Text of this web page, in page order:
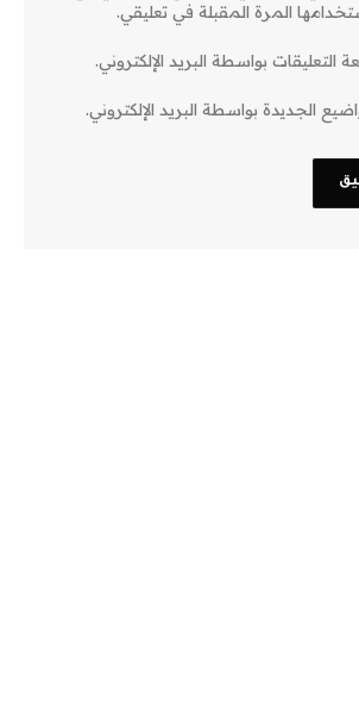
المرة المقبلة في تعليقي.
التعليقات بواسطة البريد الإلكتروني.
الجديدة بواسطة البريد الإلكتروني.